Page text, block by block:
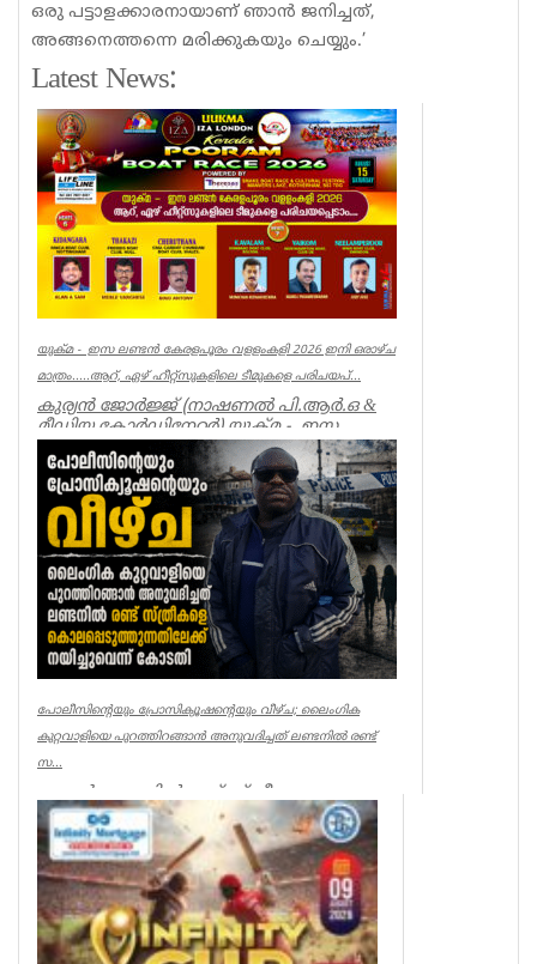
ഒരു പട്ടാളക്കാരനായാണ് ഞാന്‍ ജനിച്ചത്,
അങ്ങനെത്തന്നെ മരിക്കുകയും ചെയ്യും.’
Latest News:
യുക്മ - ഇസ ലണ്ടൻ കേരളപൂരം വളളംകളി 2026 ഇനി ഒരാഴ്ച
മാത്രം.....ആറ്, ഏഴ് ഹീറ്റ്സുകളിലെ ടീമുകളെ പരിചയപ്...
കുര്യൻ ജോർജ്ജ് (നാഷണൽ പി.ആർ.ഒ &
മീഡിയ കോർഡിനേറ്റർ) യുക്മ - ഇസ
ലണ്ടൻ കേരളപൂരം വ...
Associations
പോലീസിന്റെയും പ്രോസിക്യൂഷന്റെയും വീഴ്ച; ലൈംഗിക
കുറ്റവാളിയെ പുറത്തിറങ്ങാൻ അനുവദിച്ചത് ലണ്ടനിൽ രണ്ട്
സ...
ലണ്ടൻ: ലണ്ടനിൽ രണ്ട് സ്ത്രീകളെ
കൊലപ്പെടുത്തിയ സംഭവത്തിൽ
പോലീസിനും പ്രോസിക്യൂഷനും ഗുരുതര
വീഴ്ച്ച സംഭ...
UK NEWS